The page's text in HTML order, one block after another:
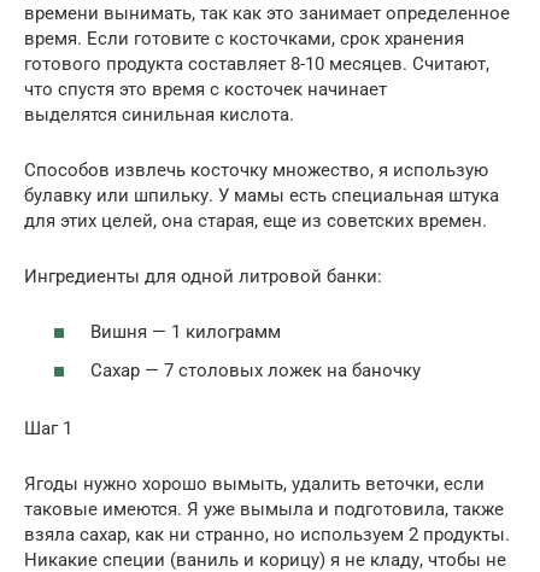
времени вынимать, так как это занимает определенное
время. Если готовите с косточками, срок хранения
готового продукта составляет 8-10 месяцев. Считают,
что спустя это время с косточек начинает
выделятся синильная кислота.
Способов извлечь косточку множество, я использую
булавку или шпильку. У мамы есть специальная штука
для этих целей, она старая, еще из советских времен.
Ингредиенты для одной литровой банки:
Вишня — 1 килограмм
Сахар — 7 столовых ложек на баночку
Шаг 1
Ягоды нужно хорошо вымыть, удалить веточки, если
таковые имеются. Я уже вымыла и подготовила, также
взяла сахар, как ни странно, но используем 2 продукты.
Никакие специи (ваниль и корицу) я не кладу, чтобы не